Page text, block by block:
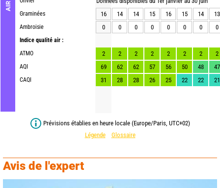
Graminées
Ambroisie
Indice qualité air :
ATMO
AQI
CAQI
16
14 14 15 16 15 14
13
0
0 0 0 0 0 0 0
2 2 2 2 2 2 2
2
69
62 62 57 56 50 48
47
31
28 28 26 25 22 22 21
Prévisions établies en heure locale (Europe/Paris, UTC+02)
Légende
Glossaire
Avis de l'expert